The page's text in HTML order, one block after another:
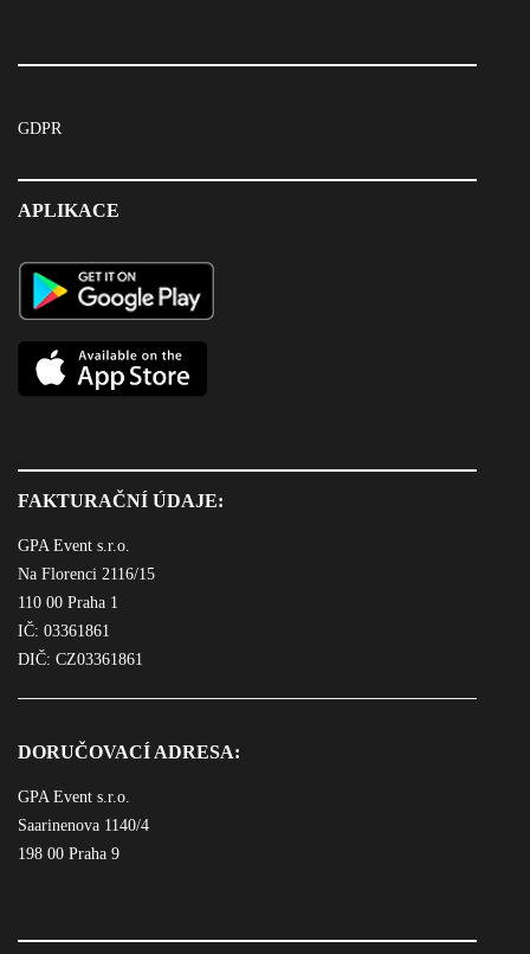
GDPR
APLIKACE
FAKTURAČNÍ ÚDAJE:
GPA Event s.r.o.
Na Florenci 2116/15
110 00 Praha 1
IČ: 03361861
DIČ: CZ03361861
DORUČOVACÍ ADRESA:
GPA Event s.r.o.
Saarinenova 1140/4
198 00 Praha 9